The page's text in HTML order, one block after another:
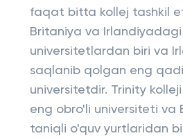
faqat bitta kollej tashkil
Britaniya va
universitetlardan biri va
saqlanib qolgan eng
universitetdir. Trinity
eng obro'li universiteti va
taniqli o'quv yurtlaridan